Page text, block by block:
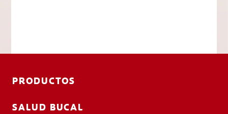
PRODUCTOS
SALUD BUCAL